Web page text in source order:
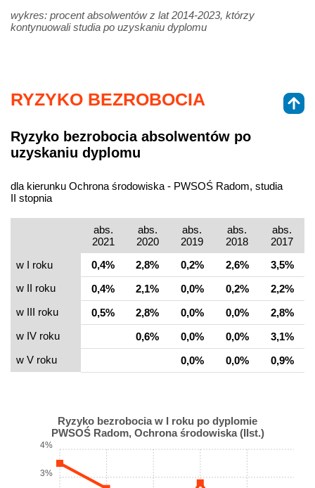
wykres: procent absolwentów z lat 2014-2023, którzy
kontynuowali studia po uzyskaniu dyplomu
RYZYKO BEZROBOCIA
Ryzyko bezrobocia absolwentów po
uzyskaniu dyplomu
dla kierunku Ochrona środowiska - PWSOŚ Radom, studia
II stopnia
abs.
2021
abs.
2020
abs.
2019
abs.
2018
abs.
2017
w I roku
0,4% 2,8% 0,2% 2,6%
3,5%
w II roku
0,4% 2,1% 0,0% 0,2%
2,2%
w III roku
0,5% 2,8% 0,0% 0,0%
2,8%
w IV roku
0,6% 0,0% 0,0%
3,1%
w V roku
0,0% 0,0% 0,9%
Ryzyko bezrobocia w I roku po dyplomie
PWSOŚ Radom, Ochrona środowiska (IIst.)
3%
4%